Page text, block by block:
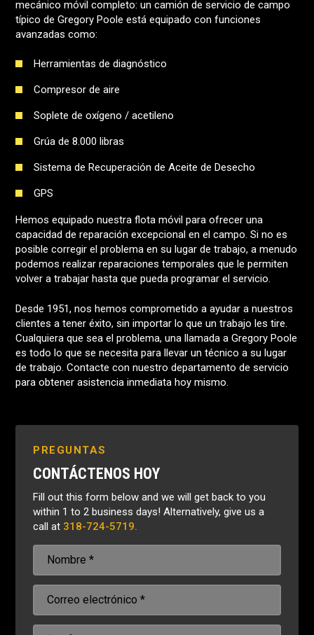
mecánico móvil completo: un camión de servicio de campo
típico de Gregory Poole está equipado con funciones
avanzadas como:
Herramientas de diagnóstico
Compresor de aire
Soplete de oxígeno / acetileno
Grúa de 8.000 libras
Sistema de Recuperación de Aceite de Desecho
GPS
Hemos equipado nuestra flota móvil para ofrecer una
capacidad de reparación excepcional en el campo. Si no es
posible corregir el problema en su lugar de trabajo, a menudo
podemos realizar reparaciones temporales que le permiten
volver a trabajar hasta que pueda programar el servicio.
Desde 1951, nos hemos comprometido a ayudar a nuestros
clientes a tener éxito, sin importar lo que un trabajo les tire.
Cualquiera que sea el problema, una llamada a Gregory Poole
es todo lo que se necesita para llevar un técnico a su lugar
de trabajo. Contacte con nuestro departamento de servicio
para obtener asistencia inmediata hoy mismo.
PREGUNTAS
CONTÁCTENOS HOY
Fill out this form below and we will get back to you
within 1 to 2 business days! Alternatively, give us a
call at 318-724-5719.